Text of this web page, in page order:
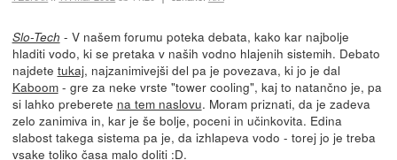
Slo-Tech - V našem forumu poteka debata, kako kar najbolje
hladiti vodo, ki se pretaka v naših vodno hlajenih sistemih. Debato
najdete tukaj, najzanimivejši del pa je povezava, ki jo je dal
Kaboom- gre za neke vrste "tower cooling", kaj to natančno je, pa
si lahko preberete na tem naslovu. Moram priznati, da je zadeva
zelo zanimiva in, kar je še bolje, poceni in učinkovita. Edina
slabost takega sistema pa je, da izhlapeva vodo - torej jo je treba
vsake toliko časa malo doliti :D.